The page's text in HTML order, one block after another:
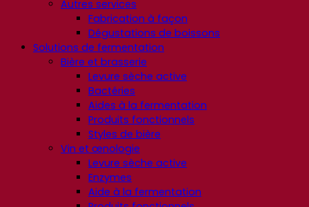
Autres services
Fabrication à façon
Dégustations de boissons
Solutions de fermentation
Bière et brasserie
Levure sèche active
Bactéries
Aides à la fermentation
Produits fonctionnels
Styles de bière
Vin et œnologie
Levure sèche active
Enzymes
Aide à la fermentation